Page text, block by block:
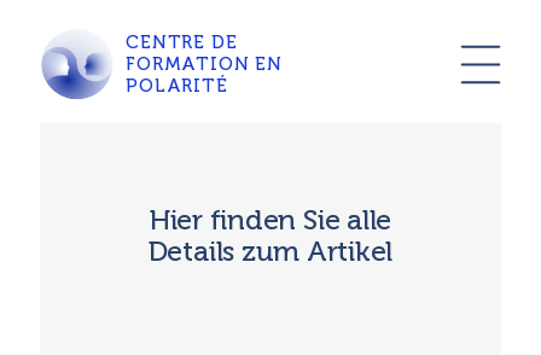
CENTRE DE
FORMATION EN
POLARITÉ
Hier finden Sie alle
Details zum Artikel